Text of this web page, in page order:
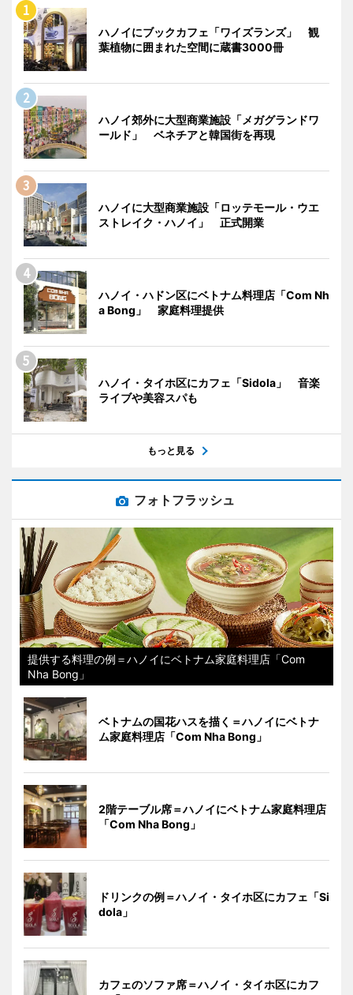
ハノイにブックカフェ「ワイズランズ」 観
葉植物に囲まれた空間に蔵書3000冊
ハノイ郊外に大型商業施設「メガグランドワ
ールド」 ベネチアと韓国街を再現
ハノイに大型商業施設「ロッテモール・ウエ
ストレイク・ハノイ」 正式開業
ハノイ・ハドン区にベトナム料理店「Com Nh
a Bong」 家庭料理提供
ハノイ・タイホ区にカフェ「Sidola」 音楽
ライブや美容スパも
もっと見る
フォトフラッシュ
提供する料理の例＝ハノイにベトナム家庭料理店「Com
Nha Bong」
ベトナムの国花ハスを描く＝ハノイにベトナ
ム家庭料理店「Com Nha Bong」
2階テーブル席＝ハノイにベトナム家庭料理店
「Com Nha Bong」
ドリンクの例＝ハノイ・タイホ区にカフェ「Si
dola」
カフェのソファ席＝ハノイ・タイホ区にカフ